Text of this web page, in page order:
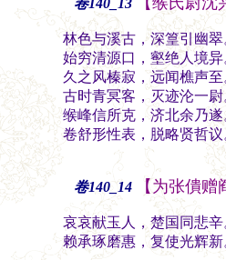
卷140_13
林色与溪古，深篁引幽
始穷清源口，壑绝人境
久之风榛寂，远闻樵声
古时青冥客，灭迹沦一
缑峰信所克，济北余乃
卷舒形性表，脱略贤哲
卷140_14 【为张僓
哀哀献玉人，楚国同悲
赖承琢磨惠，复使光辉